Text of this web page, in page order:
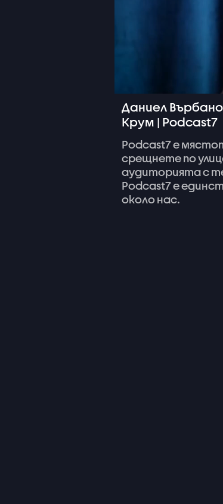
Даниел
Крум | Podcast7
Podcast7е
срещнетепо
аудиториятас
Podcast7е
околонас.